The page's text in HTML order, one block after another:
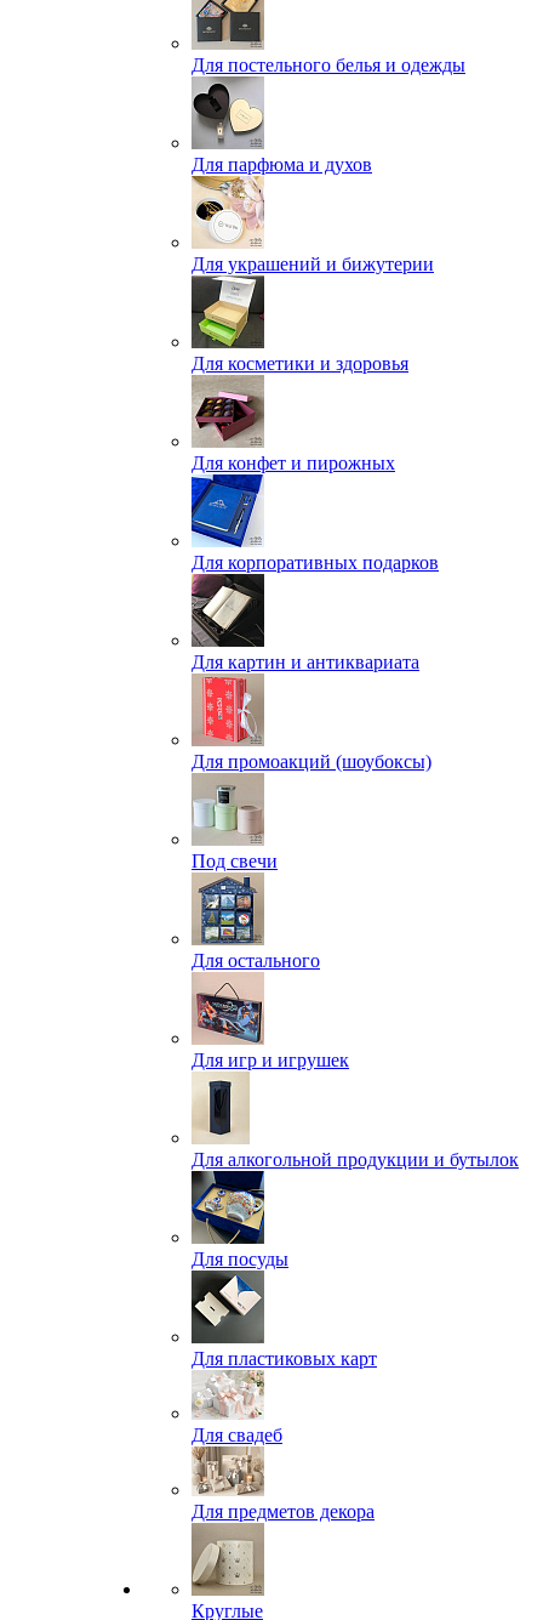
Для постельного белья и одежды
Для парфюма и духов
Для украшений и бижутерии
Для косметики и здоровья
Для конфет и пирожных
Для корпоративных подарков
Для картин и антиквариата
Для промоакций (шоубоксы)
Под свечи
Для остального
Для игр и игрушек
Для алкогольной продукции и бутылок
Для посуды
Для пластиковых карт
Для свадеб
Для предметов декора
Круглые